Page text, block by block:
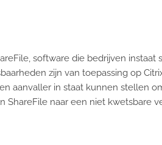
software die bedrijven
zijn van toepassing op
aanvaller in staat kunnen stellen
ShareFile naar een niet kwetsbare